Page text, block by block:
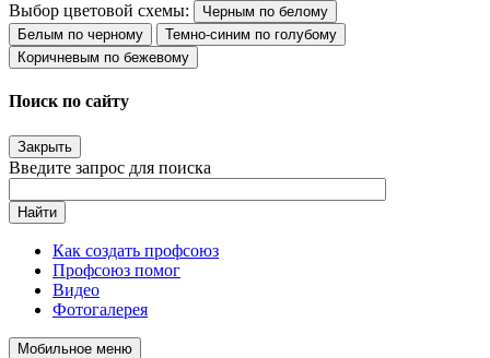
Выбор цветовой схемы:
Черным по белому
Белым по черному
Темно-синим по голубому
Коричневым по бежевому
Поиск по сайту
Закрыть
Введите запрос для поиска
Найти
Как создать профсоюз
Профсоюз помог
Видео
Фотогалерея
Мобильное меню